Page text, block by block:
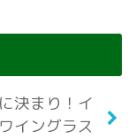
決まり！イ
イングラス